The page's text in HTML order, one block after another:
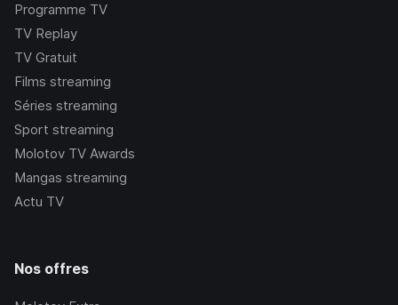
Programme TV
TV Replay
TV Gratuit
Films streaming
Séries streaming
Sport streaming
Molotov TV Awards
Mangas streaming
Actu TV
Nos offres